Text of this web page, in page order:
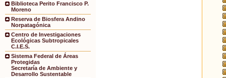
Biblioteca Perito Francisco P.
Moreno
Reserva de Biosfera Andino
Norpatagónica
Centro de Investigaciones
Ecológicas Subtropicales
C.I.E.S.
Sistema Federal de Áreas
Protegidas
Secretaría de Ambiente y
Desarrollo Sustentable